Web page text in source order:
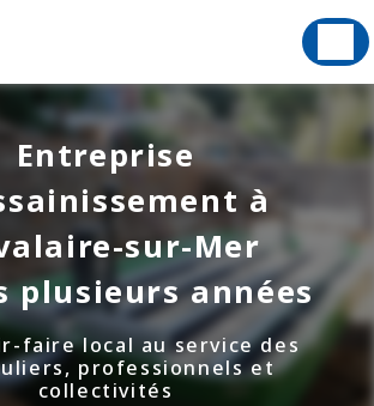
Entreprise
à
sur-Mer
plusieurs années
faire local au service des
professionnels et
collectivités